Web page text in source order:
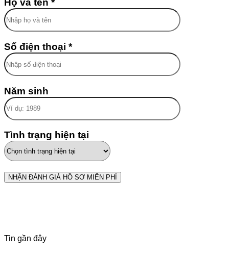
Họ và tên *
Số điện thoại *
Năm sinh
Tình trạng hiện tại
Tin gần đây